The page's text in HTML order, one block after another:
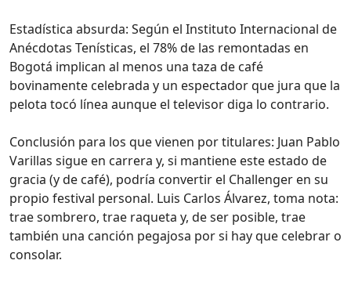
Estadística absurda: Según el Instituto Internacional de
Anécdotas Tenísticas, el 78% de las remontadas en
Bogotá implican al menos una taza de café
bovinamente celebrada y un espectador que jura que la
pelota tocó línea aunque el televisor diga lo contrario.
Conclusión para los que vienen por titulares: Juan Pablo
Varillas sigue en carrera y, si mantiene este estado de
gracia (y de café), podría convertir el Challenger en su
propio festival personal. Luis Carlos Álvarez, toma nota:
trae sombrero, trae raqueta y, de ser posible, trae
también una canción pegajosa por si hay que celebrar o
consolar.